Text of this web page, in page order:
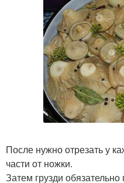
После нужно отрезать у
части от ножки.
Затем грузди